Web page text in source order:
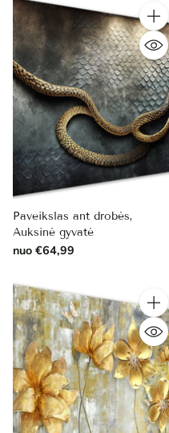
Kiekis
Paveikslas ant drobės,
Auksinė gyvatė
nuo €64,99
Kiekis